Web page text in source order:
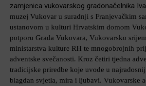
zamjenica vukovarskog gradonačelnika
muzej Vukovar u suradnji s Franjevačkim
ustanovom u kulturi Hrvatskim domom
potporu Grada Vukovara, Vukovarsko
ministarstva kulture RH te mnogobrojnih
adventske svečanosti. Kroz četiri tjedna
tradicijske priredbe koje uvode u
blagdan svjetla, mira i ljubavi. Vukovarske